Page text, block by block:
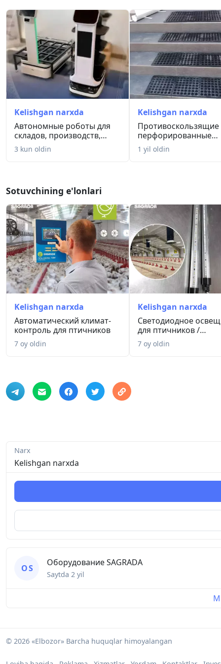
Kelishgan narxda
Автономные роботы для
складов, производств,
рестор...
3 kun oldin
Kelishgan narxda
Противоскользящие
перфорированные
резиновые коврик...
1 yil oldin
Sotuvchining e'lonlari
Kelishgan narxda
Автоматический климат-
контроль для птичников
7 oy oldin
Kelishgan narxda
Светодиодное
для птичников /
Parrandachi...
7 oy oldin
Narx
Kelishgan narxda
О S
Оборудование SAGRADA
Saytda 2 yil
© 2026 «Elbozor» Barcha huquqlar himoyalangan